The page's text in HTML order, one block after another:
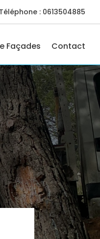
Téléphone : 0613504885
Façades Contact